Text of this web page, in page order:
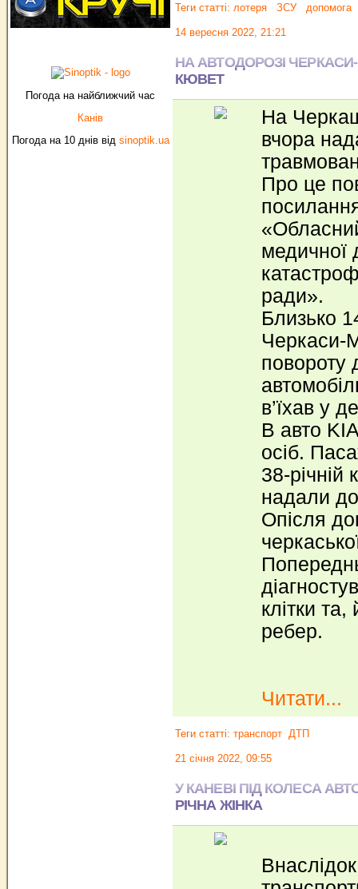
Погода на найближчий час
Канів
Погода на 10 днів від sinoptik.ua
Теги статті: лотеря ЗСУ допомога
14 вересня 2022, 21:21
НА АВТОДОРОЗІ ЧЕРКАСИ-
КЮВЕТ
На
вчора
Про це
медичної
ради».
Близько
Черкаси-
повороту
в’їхав у
В авто
осіб.
38-річній
надали
Опісля
клітки
ребер.
Читати...
Теги статті: транспорт ДТП
21 січня 2022, 09:55
У КАНЕВІ ПІД КОЛЕСА
РІЧНА ЖІНКА